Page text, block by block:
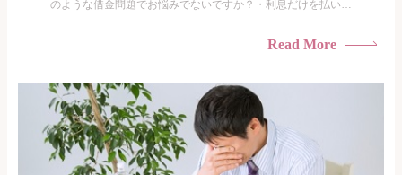
のような借金問題でお悩みでないですか？・利息だけを払い続
られたくない・借金の催促、取り立てで憂鬱になる。・闇金に
がありま...
Read More